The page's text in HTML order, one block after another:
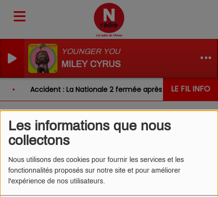
Les informations que nous
collectons
Nous utilisons des cookies pour fournir les services et les
fonctionnalités proposés sur notre site et pour améliorer
l'expérience de nos utilisateurs.
YOUNGER YOU
MILEY CYRUS
LE FIL INFO
Accident : La Nationale 2 fermée après un choc entre
L'ŒIL DE CÉDRIC 03/12/2024